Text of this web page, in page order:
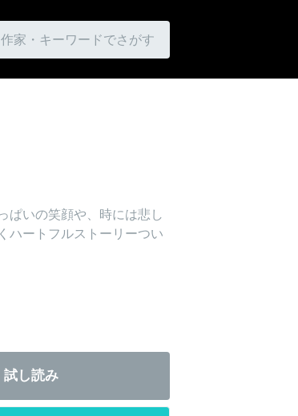
家・キーワードでさがす
ぱいの笑顔や、時には悲し
ハートフルストーリーつい
試し読み